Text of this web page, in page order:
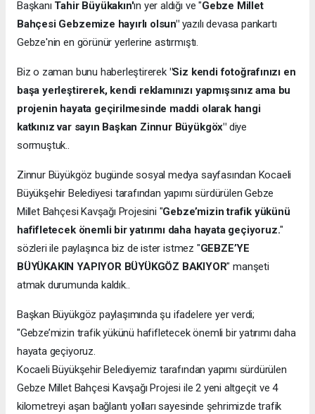
Başkanı Tahir Büyükakın'ın yer aldığı ve "Gebze Millet
Bahçesi Gebzemize hayırlı olsun"yazılı devasa pankartı
Gebze'nin en görünür yerlerine astırmıştı.
Biz o zaman bunu haberleştirerek "Siz kendi fotoğrafınızı en
başa yerleştirerek, kendi reklamınızı yapmışsınız ama bu
projenin hayata geçirilmesinde maddi olarak hangi
katkınız var sayın Başkan Zinnur Büyükgöx" diye
sormuştuk..
Zinnur Büyükgöz bugünde sosyal medya sayfasından Kocaeli
Büyükşehir Belediyesi tarafından yapımı sürdürülen Gebze
Millet Bahçesi Kavşağı Projesini "Gebze’mizin trafik yükünü
hafifletecek önemli bir yatırımı daha hayata geçiyoruz."
sözleri ile paylaşınca biz de ister istmez "GEBZE’YE
BÜYÜKAKIN YAPIYOR BÜYÜKGÖZ BAKIYOR" manşeti
atmak durumunda kaldık..
Başkan Büyükgöz paylaşımında şu ifadelere yer verdi;
"Gebze’mizin trafik yükünü hafifletecek önemli bir yatırımı daha
hayata geçiyoruz.
Kocaeli Büyükşehir Belediyemiz tarafından yapımı sürdürülen
Gebze Millet Bahçesi Kavşağı Projesi ile 2 yeni altgeçit ve 4
kilometreyi aşan bağlantı yolları sayesinde şehrimizde trafik